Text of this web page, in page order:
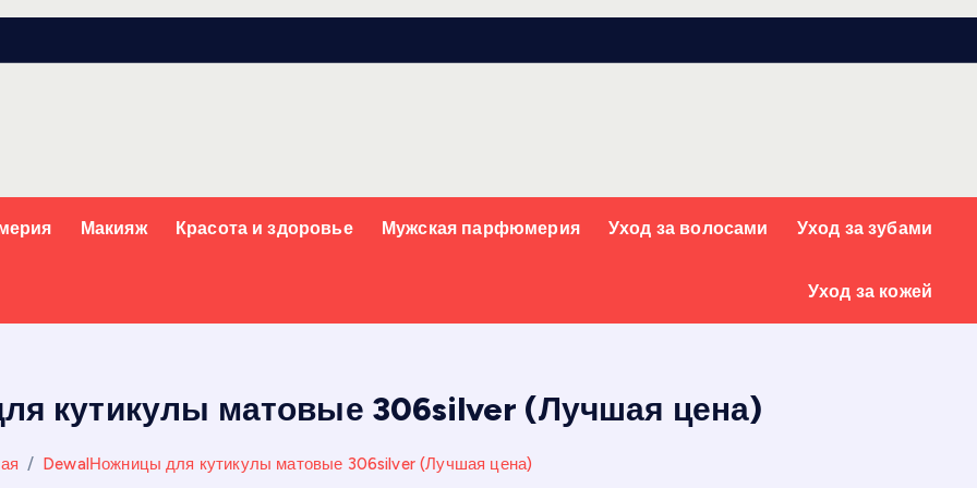
Макияж Красота и здоровье Мужская парфюмерия Уход за волосами Уход за зубами
Уход за кожей
кутикулы матовые 306silver (Лучшая цена)
DewalНожницы для кутикулы матовые 306silver (Лучшая цена)